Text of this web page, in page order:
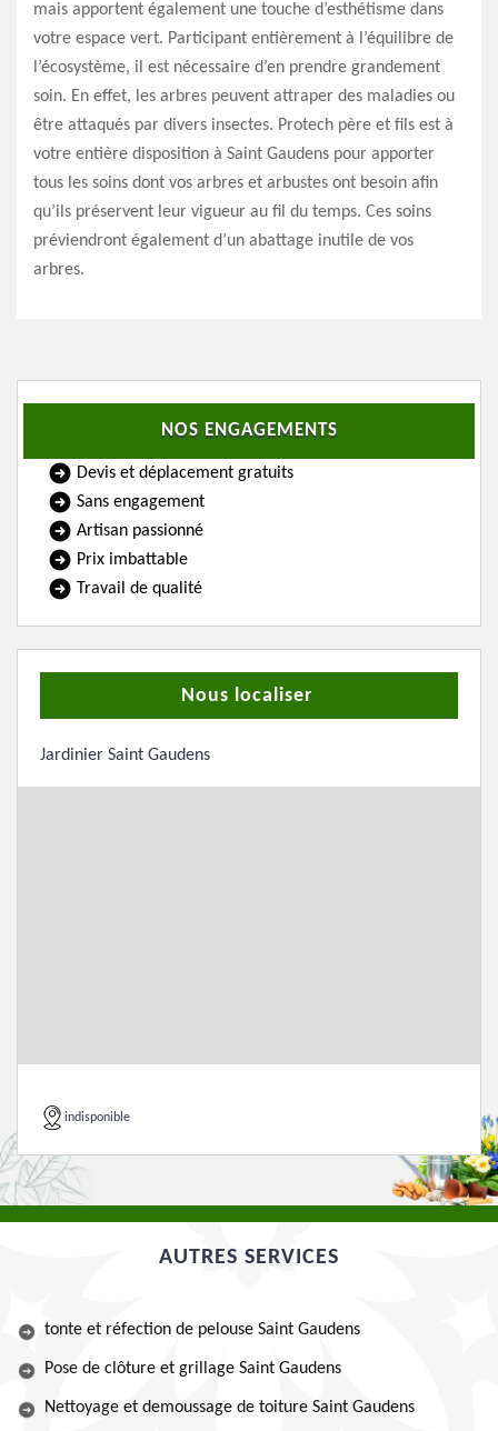
mais apportent également une touche d’esthétisme dans
votre espace vert. Participant entièrement à l’équilibre de
l’écosystème, il est nécessaire d’en prendre grandement
soin. En effet, les arbres peuvent attraper des maladies ou
être attaqués par divers insectes. Protech père et fils est à
votre entière disposition à Saint Gaudens pour apporter
tous les soins dont vos arbres et arbustes ont besoin afin
qu’ils préservent leur vigueur au fil du temps. Ces soins
préviendront également d’un abattage inutile de vos
arbres.
NOS ENGAGEMENTS
Devis et déplacement gratuits
Sans engagement
Artisan passionné
Prix imbattable
Travail de qualité
Nous localiser
Jardinier Saint Gaudens
indisponible
AUTRES SERVICES
tonte et réfection de pelouse Saint Gaudens
Pose de clôture et grillage Saint Gaudens
Nettoyage et demoussage de toiture Saint Gaudens